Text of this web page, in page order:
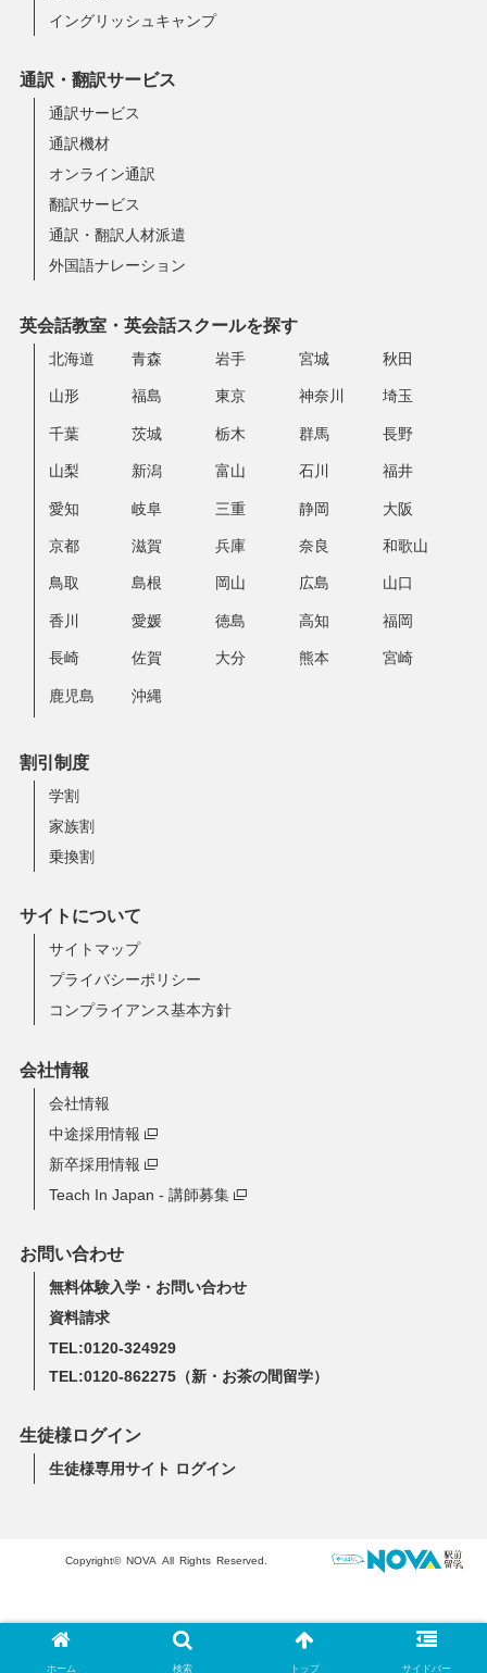
ホーム 検索 トップ サイドバー
イングリッシュキャンプ
通訳・翻訳サービス
通訳サービス
通訳機材
オンライン通訳
翻訳サービス
通訳・翻訳人材派遣
外国語ナレーション
英会話教室・英会話スクールを探す
北海道 青森 岩手 宮城 秋田
山形 福島 東京 神奈川 埼玉
千葉 茨城 栃木 群馬 長野
山梨 新潟 富山 石川 福井
愛知 岐阜 三重 静岡 大阪
京都 滋賀 兵庫 奈良 和歌山
鳥取 島根 岡山 広島 山口
香川 愛媛 徳島 高知 福岡
長崎 佐賀 大分 熊本 宮崎
鹿児島 沖縄
割引制度
学割
家族割
乗換割
サイトについて
サイトマップ
プライバシーポリシー
コンプライアンス基本方針
会社情報
会社情報
中途採用情報
新卒採用情報
Teach In Japan - 講師募集
お問い合わせ
無料体験入学・お問い合わせ
資料請求
TEL:0120-324929
TEL:0120-862275（新・お茶の間留学）
生徒様ログイン
生徒様専用サイト ログイン
Copyright© NOVA All Rights Reserved.